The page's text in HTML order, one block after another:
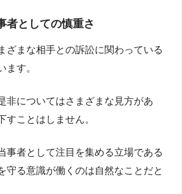
者としての慎重さ
ざまな相手との訴訟に関わっている
ます。
非についてはさまざまな見方があ
すことはしません。
事者として注目を集める立場である
守る意識が働くのは自然なことだと